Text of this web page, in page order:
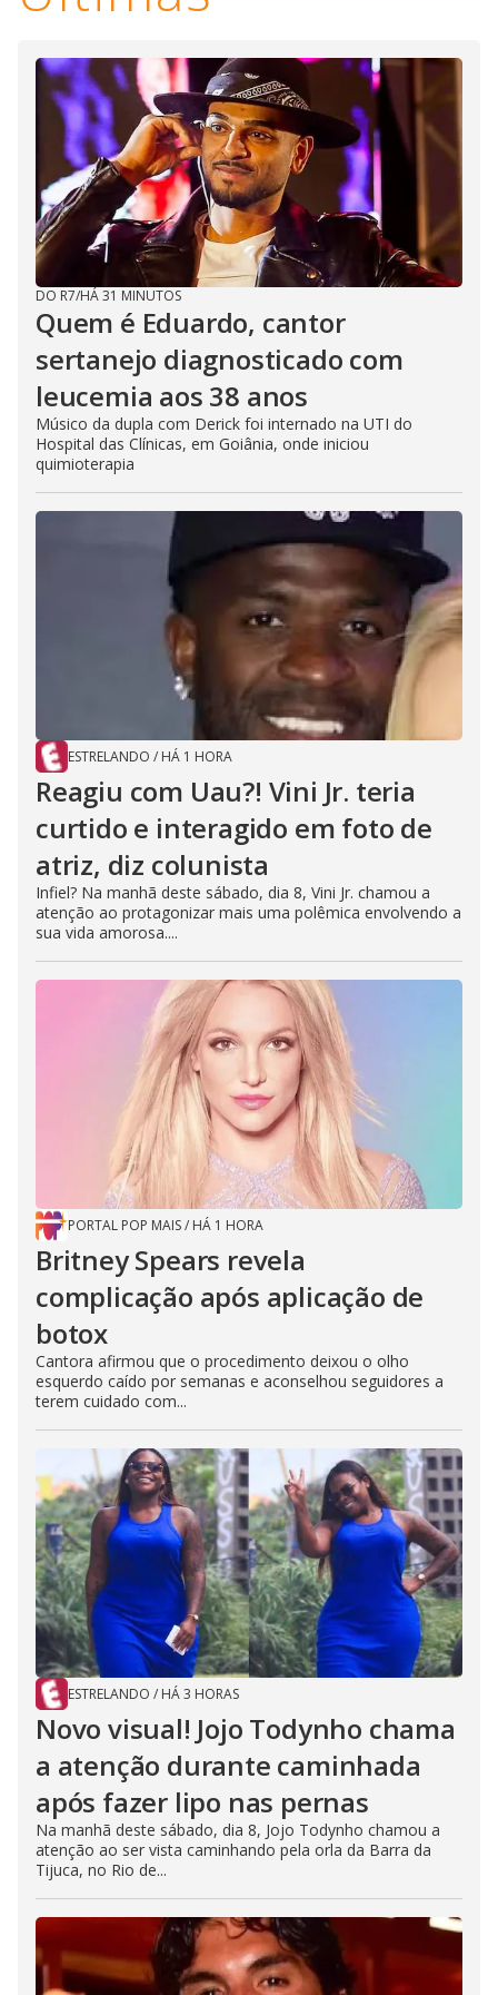
i
d
e
o
DO R7/HÁ 31 MINUTOS
Quem é Eduardo, cantor
sertanejo diagnosticado com
leucemia aos 38 anos
Músico da dupla com Derick foi internado na UTI do
Hospital das Clínicas, em Goiânia, onde iniciou
quimioterapia
ESTRELANDO / HÁ 1 HORA
Reagiu com Uau?! Vini Jr. teria
curtido e interagido em foto de
atriz, diz colunista
Infiel? Na manhã deste sábado, dia 8, Vini Jr. chamou a
atenção ao protagonizar mais uma polêmica envolvendo a
sua vida amorosa....
PORTAL POP MAIS/ HÁ 1 HORA
Britney Spears revela
complicação após aplicação de
botox
Cantora afirmou que o procedimento deixou o olho
esquerdo caído por semanas e aconselhou seguidores a
terem cuidado com...
ESTRELANDO / HÁ 3 HORAS
Novo visual! Jojo Todynho chama
a atenção durante caminhada
após fazer lipo nas pernas
Na manhã deste sábado, dia 8, Jojo Todynho chamou a
atenção ao ser vista caminhando pela orla da Barra da
Tijuca, no Rio de...